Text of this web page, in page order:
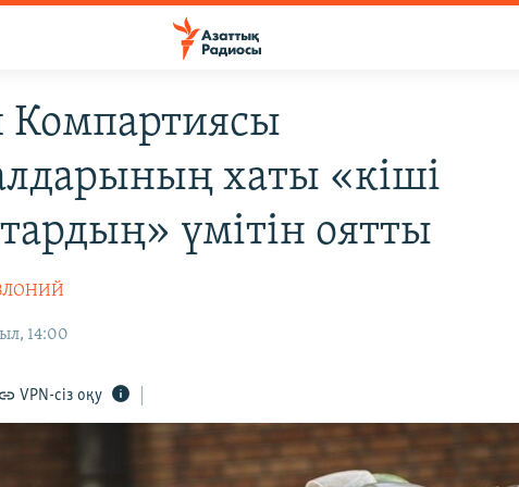
Компартиясы
хаты «кіші
үмітін оятты
14:00
VPN-сіз оқу